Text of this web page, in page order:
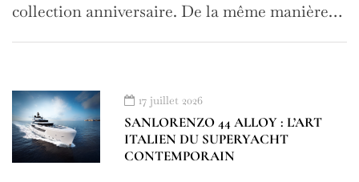
collection anniversaire. De la même manière…
17 juillet 2026
SANLORENZO 44 ALLOY : L’ART
ITALIEN DU SUPERYACHT
CONTEMPORAIN